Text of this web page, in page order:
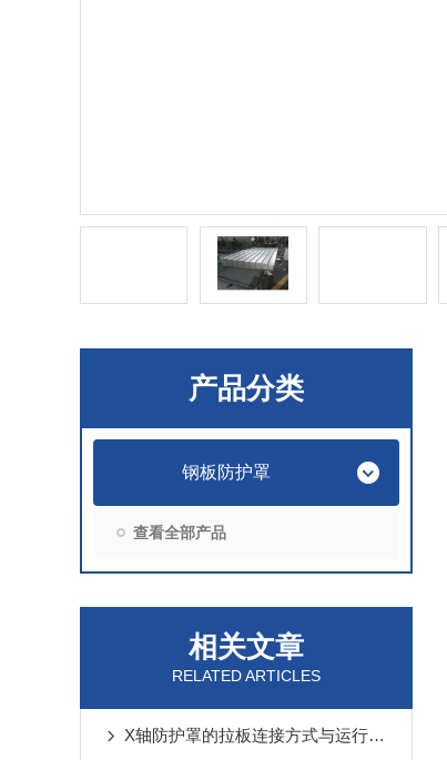
产品分类
钢板防护罩
查看全部产品
相关文章
RELATED ARTICLES
X轴防护罩的拉板连接方式与运行噪音控制